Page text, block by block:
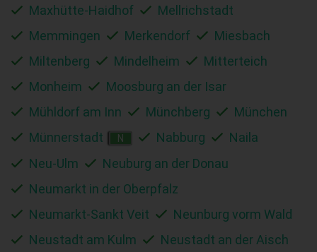
Maxhütte-Haidhof
Mellrichstadt
Memmingen
Merkendorf
Miesbach
Miltenberg
Mindelheim
Mitterteich
Monheim
Moosburg an der Isar
Mühldorf am Inn
Münchberg
München
Münnerstadt
N Nabburg
Naila
Neu-Ulm
Neuburg an der Donau
Neumarkt in der Oberpfalz
Neumarkt-Sankt Veit
Neunburg vorm Wald
Neustadt am Kulm
Neustadt an der Aisch